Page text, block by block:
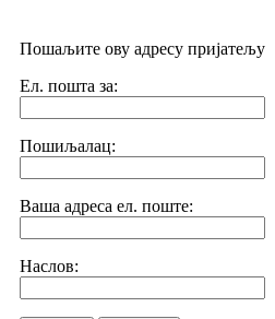
Пошаљите ову адресу пријатељу
Ел. пошта за:
Пошиљалац:
Ваша адреса ел. поште:
Наслов: